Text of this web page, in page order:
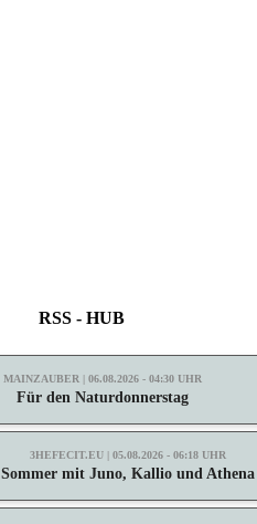
RSS - HUB
MAINZAUBER | 06.08.2026 - 04:30 UHR
Für den Naturdonnerstag
3HEFECIT.EU | 05.08.2026 - 06:18 UHR
Sommer mit Juno, Kallio und Athena